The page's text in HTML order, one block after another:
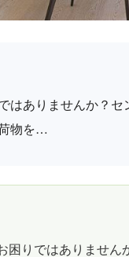
はありませんか？
物を…
困りではありませ